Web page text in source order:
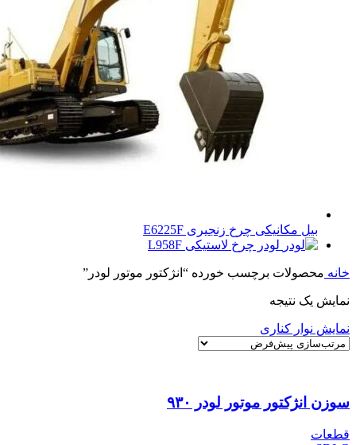
بیل مکانیکی چرخ زنجیری E6225F
لودر چرخ لاستیکی L958F
خانه محصولات برچسب خورده “انژکتور موتور لودر”
نمایش یک نتیجه
نمایش نوار کناری
سوزن انژکتور موتور لودر ۹۳۰
قطعات